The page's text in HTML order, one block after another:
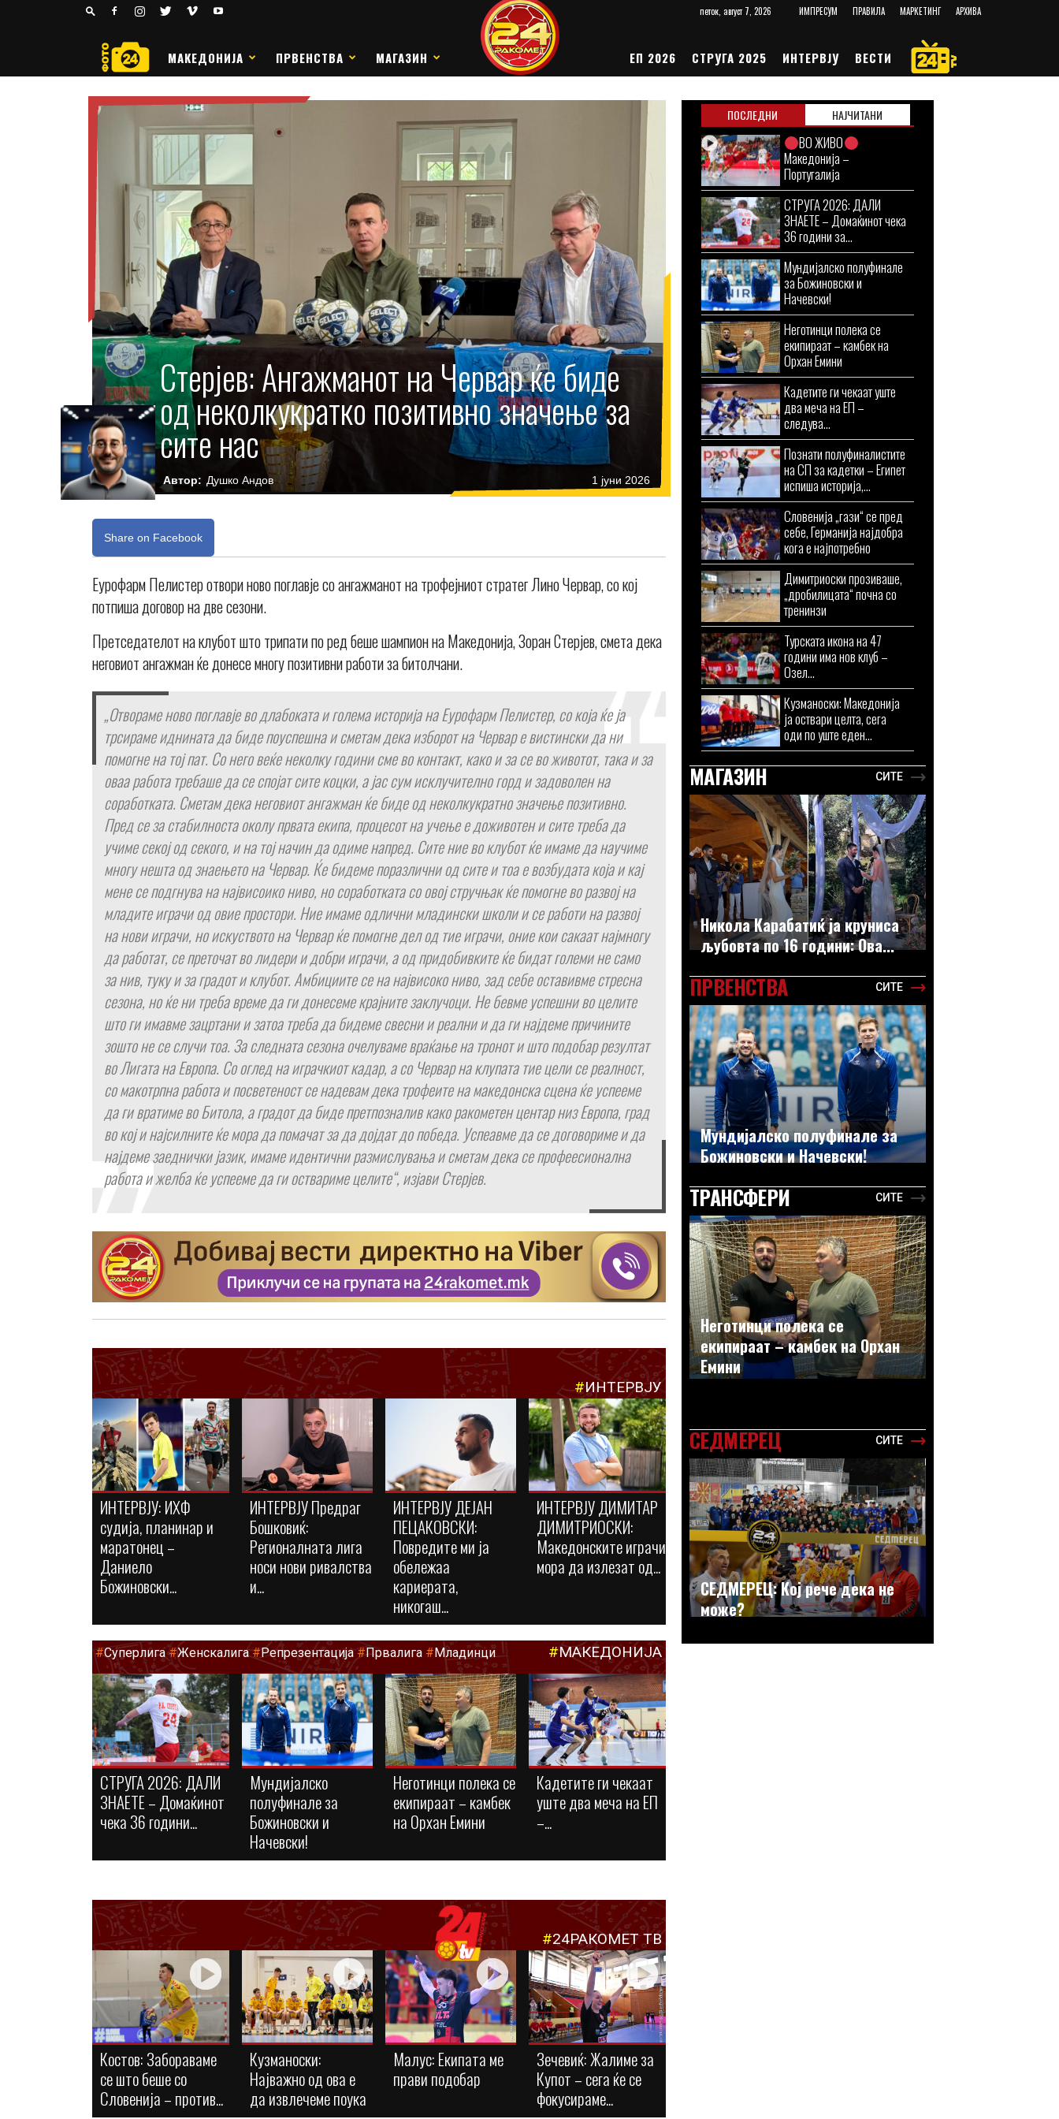
петок, август 7, 2026 ИМПРЕСУМ ПРАВИЛА МАРКЕТИНГ АРХИВА
РАКОМЕТ
МАКЕДОНИЈА ПРВЕНСТВА МАГАЗИН ЕП 2026 СТРУГА 2025 ИНТЕРВЈУ ВЕСТИ
Стерјев: Ангажманот на Червар ќе биде
од неколкукратко позитивно значење за
сите нас
Автор: Душко Андов 1 јуни 2026
Share on Facebook
Еурофарм Пелистер отвори ново поглавје со ангажманот на трофејниот стратег Лино Червар, со кој
потпиша договор на две сезони.
Претседателот на клубот што трипати по ред беше шампион на Македонија, Зоран Стерјев, смета дека
неговиот ангажман ќе донесе многу позитивни работи за битолчани.
„Отвораме ново поглавје во длабоката и голема историја на Еурофарм Пелистер, со која ќе ја
трсираме иднината да биде поуспешна и сметам дека изборот на Червар е вистински да ни
помогне на тој пат. Со него веќе неколку години сме во контакт, како и за се во животот, така и за
оваа работа требаше да се спојат сите коцки, а јас сум исклучително горд и задоволен на
соработката. Сметам дека неговиот ангажман ќе биде од неколкукратно значење позитивно.
Пред се за стабилноста околу првата екипа, процесот на учење е доживотен и сите треба да
учиме секој од секого, и на тој начин да одиме напред. Сите ние во клубот ќе имаме да научиме
многу нешта од знаењето на Червар. Ќе бидеме поразлични од сите и тоа е возбудата која и кај
мене се подгнува на највисоико ниво, но соработката со овој стручњак ќе помогне во развој на
младите играчи од овие простори. Ние имаме одлични младински школи и се работи на развој
на нови играчи, но искуството на Червар ќе помогне дел од тие играчи, оние кои сакаат најмногу
да работат, се преточат во лидери и добри играчи, а од придобивките ќе бидат големи не само
за нив, туку и за градот и клубот. Амбициите се на највисоко ниво, зад себе оставивме стресна
сезона, но ќе ни треба време да ги донесеме крајните заклучоци. Не бевме успешни во целите
што ги имавме зацртани и затоа треба да бидеме свесни и реални и да ги најдеме причините
зошто не се случи тоа. За следната сезона очелуваме враќање на тронот и што подобар резултат
во Лигата на Европа. Со оглед на играчкиот кадар, а со Червар на клупата тие цели се реалност,
со макотрпна работа и посветеност се надевам дека трофеите на македонска сцена ќе успееме
да ги вратиме во Битола, а градот да биде претпозналив како ракометен центар низ Европа, град
во кој и најсилните ќе мора да помачат за да дојдат до победа. Успеавме да се договориме и да
најдеме заеднички јазик, имаме идентични размислувања и сметам дека се профеесионална
работа и желба ќе успееме да ги оствариме целите“, изјави Стерјев.
#ИНТЕРВЈУ
ИНТЕРВЈУ: ИХФ
судија, планинар и
маратонец –
Даниело
Божиновски...
ИНТЕРВЈУ Предраг
Бошковиќ:
Регионалната лига
носи нови ривалства
и...
ИНТЕРВЈУ ДЕЈАН
ПЕЦАКОВСКИ:
Повредите ми ја
обележаа
кариерата,
никогаш...
ИНТЕРВЈУ ДИМИТАР
ДИМИТРИОСКИ:
Македонските играчи
мора да излезат од...
#Суперлига #Женскалига#Репрезентација #Првалига #Младинци #МАКЕДОНИЈА
СТРУГА 2026: ДАЛИ
ЗНАЕТЕ – Домаќинот
чека 36 години...
Мундијалско
полуфинале за
Божиновски и
Начевски!
Неготинци полека се
екипираат – камбек
на Орхан Емини
Кадетите ги чекаат
уште два меча на ЕП
–...
#24РАКОМЕТ ТВ
Костов: Забораваме
се што беше со
Словенија – против...
Кузманоски:
Најважно од ова е
да извлечеме поука
Малус: Eкипата ме
прави подобар
Зечевиќ: Жалиме за
Купот – сега ќе се
фокусираме...
ПОСЛЕДНИ НАЈЧИТАНИ
ВО ЖИВО
Македонија –
Португалија
СТРУГА 2026: ДАЛИ
ЗНАЕТЕ – Домаќинот чека
36 години за...
Мундијалско полуфинале
за Божиновски и
Начевски!
Неготинци полека се
екипираат – камбек на
Орхан Емини
Кадетите ги чекаат уште
два меча на ЕП –
следува...
Познати полуфиналистите
на СП за кадетки – Египет
испиша историја,...
Словенија „гази“ се пред
себе, Германија најдобра
кога е најпотребно
Димитриоски прозиваше,
„дробилицата“ почна со
тренинзи
Турската икона на 47
години има нов клуб –
Озел...
Кузманоски: Македонија
ја оствари целта, сега
оди по уште еден...
МАГАЗИН СИТЕ
Никола Карабатиќ ја круниса
љубовта по 16 години: Ова...
ПРВЕНСТВА СИТЕ
Мундијалско полуфинале за
Божиновски и Начевски!
ТРАНСФЕРИ СИТЕ
Неготинци полека се
екипираат – камбек на Орхан
Емини
СЕДМЕРЕЦ СИТЕ
СЕДМЕРЕЦ: Кој рече дека не
може?